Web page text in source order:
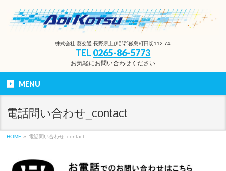
株式会社 葵交通 長野県上伊那郡飯島町田切112-74
TEL 0265-86-5773
お気軽にお問い合わせください
MENU
電話問い合わせ_contact
HOME » 電話問い合わせ_contact